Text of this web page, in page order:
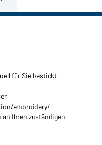
für Sie bestickt
embroidery/
an Ihren zuständigen